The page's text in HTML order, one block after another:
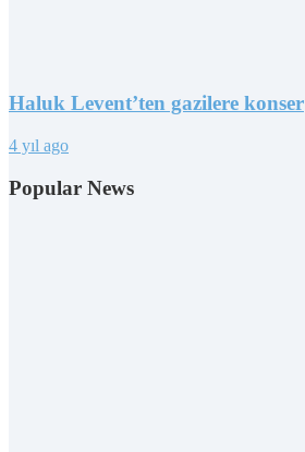
Haluk Levent’ten gazilere konser
4 yıl ago
Popular News